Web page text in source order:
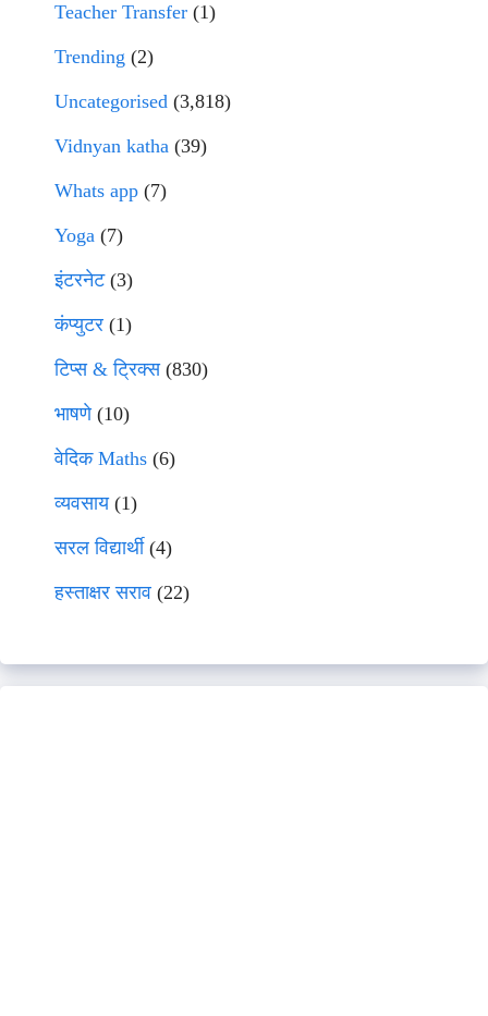
Teacher Transfer (1)
Trending (2)
Uncategorised (3,818)
Vidnyan katha (39)
Whats app (7)
Yoga (7)
इंटरनेट(3)
कंप्युटर (1)
टिप्स & ट्रिक्स(830)
भाषणे(10)
वेदिक Maths (6)
व्यवसाय(1)
सरल विद्यार्थी(4)
हस्ताक्षर सराव (22)